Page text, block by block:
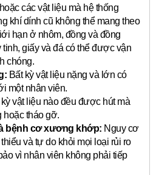
các vật liệu mà hệ thống
khí dính cũ không thể mang theo
hạn ở nhôm, đồng và đồng
tinh, giấy và đá có thể được vận
chóng.
Bất kỳ vật liệu nặng và lớn có
một nhân viên.
kỳ vật liệu nào đều được hút mà
hoặc tháo gỡ.
bệnh cơ xương khớp: Nguy cơ
và tự do khỏi mọi loại rủi ro
vì nhân viên không phải tiếp